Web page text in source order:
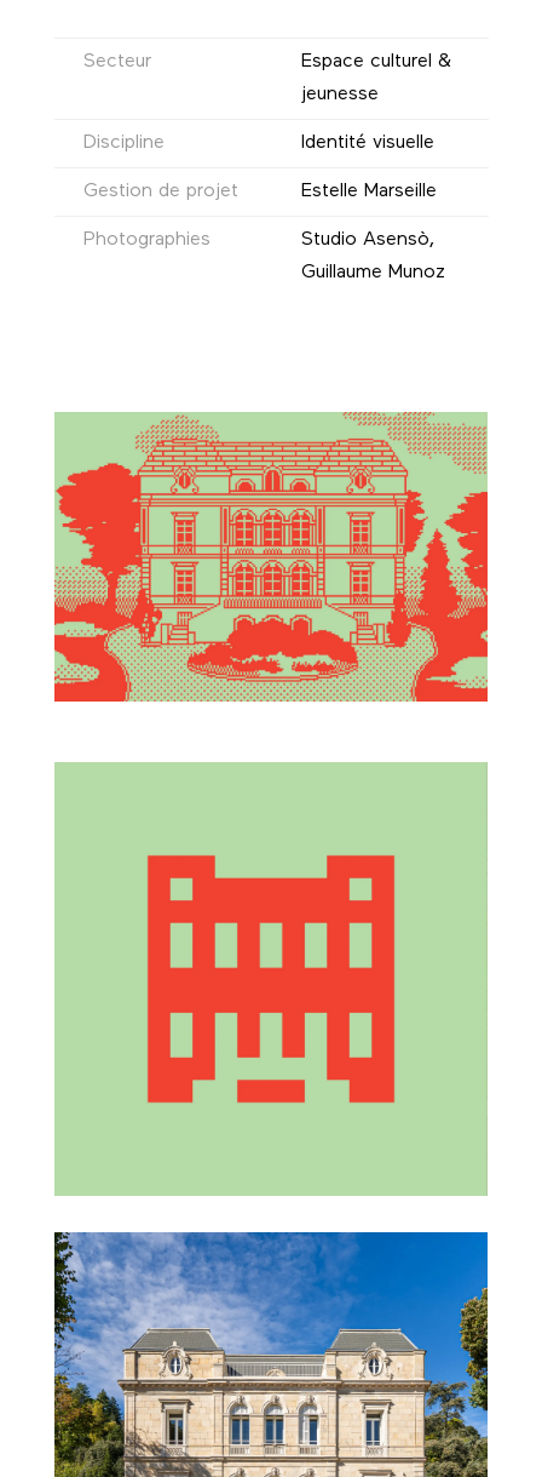
Secteur
Espace culturel &
jeunesse
Discipline Identité visuelle
Gestion de projet Estelle Marseille
Photographies
Studio Asensò,
Guillaume Munoz